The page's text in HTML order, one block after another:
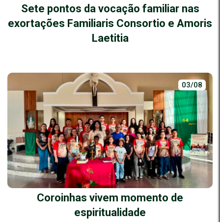
Sete pontos da vocação familiar nas
exortações Familiaris Consortio e Amoris
Laetitia
03/08
Coroinhas vivem momento de
espiritualidade